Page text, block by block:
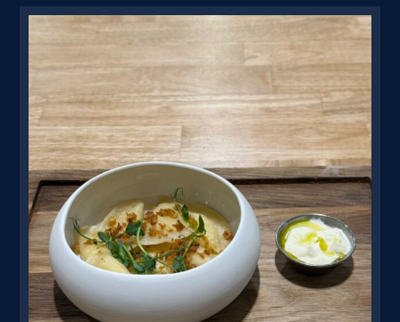
нас
Новини
Меню
Галерея
Резервація